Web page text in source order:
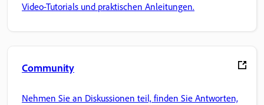
Video-Tutorials und praktischen Anleitungen.
Community
Nehmen Sie an Diskussionen teil, finden Sie Antworten,